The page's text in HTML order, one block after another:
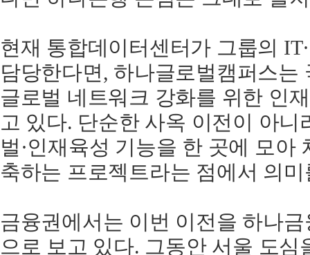
현재 통합데이터센터가 그룹의
담당한다면, 하나글로벌캠퍼스는
글로벌 네트워크 강화를 위한 인
고 있다. 단순한 사옥 이전이 아니
벌·인재육성 기능을 한 곳에 모아
축하는 프로젝트라는 점에서 의
금융권에서는 이번 이전을 하나금
으로 보고 있다. 그동안 서울 도심